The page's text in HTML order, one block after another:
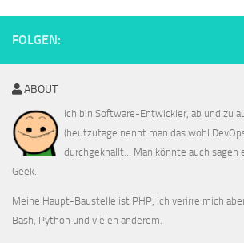
FOLGEN:
ABOUT
Ich bin Software-Entwickler, ab und zu
(heutzutage nennt man das wohl
durchgeknallt... Man könnte auch sagen
Geek.
Meine Haupt-Baustelle ist PHP, ich verirre mich
Bash, Python und vielen anderem.